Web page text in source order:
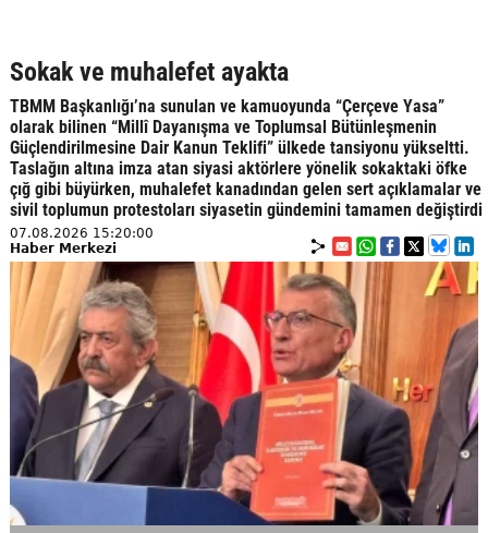
Sokak ve muhalefet ayakta
TBMM Başkanlığı’na sunulan ve kamuoyunda “Çerçeve Yasa”
olarak bilinen “Millî Dayanışma ve Toplumsal Bütünleşmenin
Güçlendirilmesine Dair Kanun Teklifi” ülkede tansiyonu yükseltti.
Taslağın altına imza atan siyasi aktörlere yönelik sokaktaki öfke
çığ gibi büyürken, muhalefet kanadından gelen sert açıklamalar ve
sivil toplumun protestoları siyasetin gündemini tamamen değiştirdi
07.08.2026 15:20:00
Haber Merkezi